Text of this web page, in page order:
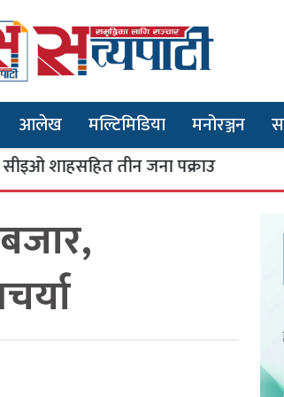
आलेख मल्टिमिडिया मनोरञ्जन
तीन जना पक्राउ ३